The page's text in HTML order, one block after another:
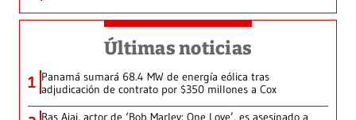
Últimas noticias
1 Panamá sumará 68.4 MW de energía eólica tras
adjudicación de contrato por $350 millones a Cox